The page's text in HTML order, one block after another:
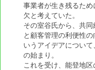
整備事業者の
経営情報
経営実態
経営改善自己診
事業者が生き残るた
欠と考えていた。
その室谷氏から、共
と顧客管理の利便性
いうアイデアについ
の始まり。
これを受け、能登地